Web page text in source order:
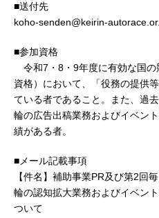
■送付先
koho-senden@keirin-
■参加資格
令和7・8・9年度に有効な国の
資格）において、「役務の提供
ている者であること。また、過
輪の広告出稿業務およびイベン
績がある者。
■メール記載事項
【件名】補助事業PR及び第2回
輪の認知拡大業務およびイベン
ついて